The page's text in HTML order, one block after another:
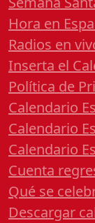
Hora en
Radios en
Inserta el
Política de
Calendario
Calendario
Calendario
Cuenta
Qué se
Descargar